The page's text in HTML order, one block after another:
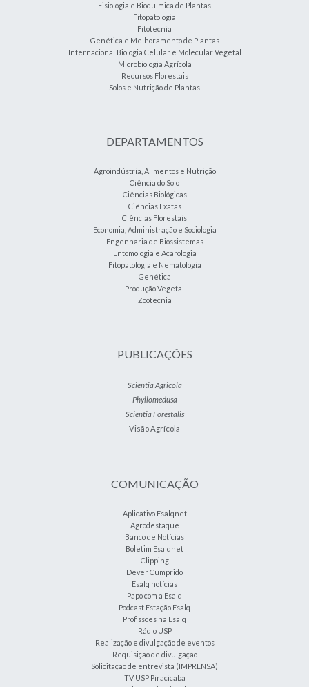
Fisiologia e Bioquímica de Plantas
Fitopatologia
Fitotecnia
Genética e Melhoramento de Plantas
Internacional Biologia Celular e Molecular Vegetal
Microbiologia Agrícola
Recursos Florestais
Solos e Nutrição de Plantas
DEPARTAMENTOS
Agroindústria, Alimentos e Nutrição
Ciência do Solo
Ciências Biológicas
Ciências Exatas
Ciências Florestais
Economia, Administração e Sociologia
Engenharia de Biossistemas
Entomologia e Acarologia
Fitopatologia e Nematologia
Genética
Produção Vegetal
Zootecnia
PUBLICAÇÕES
Scientia Agricola
Phyllomedusa
Scientia Forestalis
Visão Agrícola
COMUNICAÇÃO
Aplicativo Esalqnet
Agrodestaque
Banco de Notícias
Boletim Esalqnet
Clipping
Dever Cumprido
Esalq notícias
Papo com a Esalq
Podcast Estação Esalq
Profissões na Esalq
Rádio USP
Realização e divulgação de eventos
Requisição de divulgação
Solicitação de entrevista (IMPRENSA)
TV USP Piracicaba